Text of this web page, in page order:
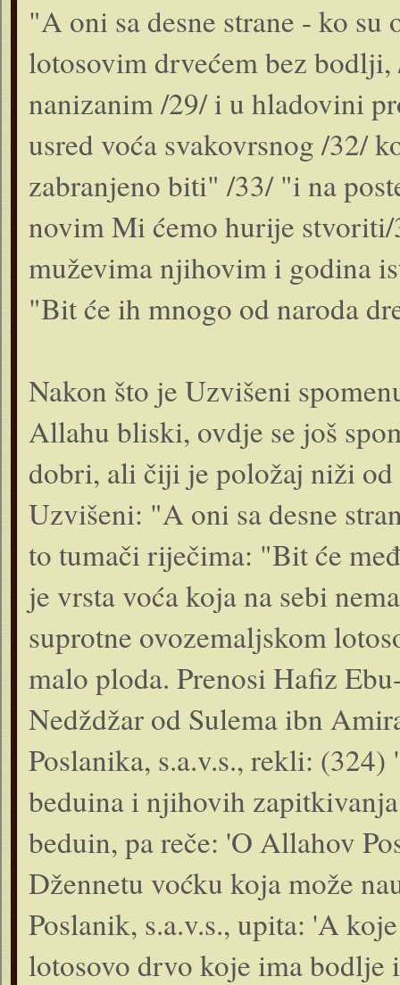
"A oni sa desne strane - ko
lotosovim drvećem bez
nanizanim /29/ i u hladovini
usred voća svakovrsnog /32/
zabranjeno biti" /33/ "i na
novim Mi ćemo hurije
muževima njihovim i godina
"Bit će ih mnogo od naroda
Nakon što je Uzvišeni
Allahu bliski, ovdje se još
dobri, ali čiji je položaj niži
Uzvišeni: "A oni sa desne
to tumači riječima: "Bit će
je vrsta voća koja na sebi
suprotne ovozemaljskom
malo ploda. Prenosi Hafiz
Nedždžar od Sulema ibn
Poslanika, s.a.v.s., rekli:
beduina i njihovih
beduin, pa reče: 'O Allahov
Džennetu voćku koja može
Poslanik, s.a.v.s., upita: 'A
lotosovo drvo koje ima bodlje